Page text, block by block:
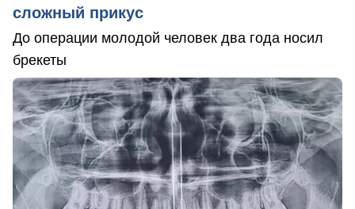
сложный прикус
До операции молодой человек два года носил
брекеты